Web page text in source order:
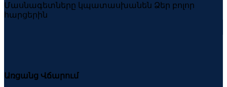
Մասնագետները կպատասխանեն Ձեր բոլոր
հարցերին
Առցանց Վճարում